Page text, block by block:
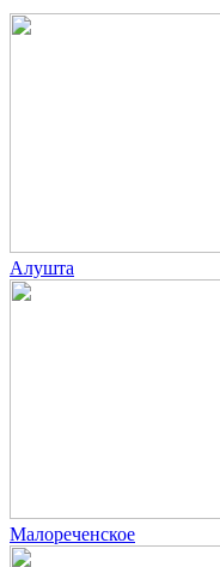
Алушта
Малореченское